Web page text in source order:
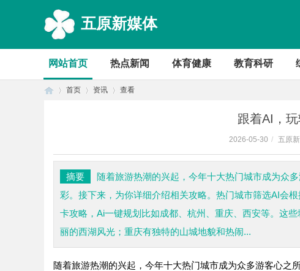
五原新媒体
网站首页 热点新闻 体育健康 教育科研
首页 资讯 查看
跟着AI，
2026-05-30 / 五原
摘要
随着旅游热潮的兴起，今年十大热门城市成为众
彩。接下来，为你详细介绍相关攻略。热门城市筛选AI会
卡攻略，Ai一键规划比如成都、杭州、重庆、西安等。这
丽的西湖风光；重庆有独特的山城地貌和热闹...
随着旅游热潮的兴起，今年十大热门城市成为众多游客心之